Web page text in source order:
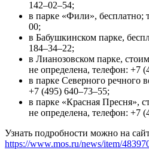
142–02–54;
в парке «Фили», бесплатно;
00;
в Бабушкинском парке,
184–34–22;
в Лианозовском парке,
не определена, телефон: +7
в парке Северного речного
+7 (495) 640–73–55;
в парке «Красная Пресня»,
не определена, телефон: +7
Узнать подробности можно на
https://www.mos.ru/news/item/